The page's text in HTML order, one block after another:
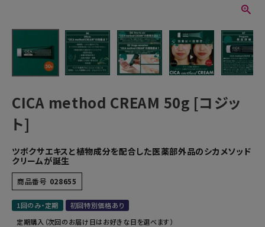
ボディメイクグッズ
ファッション
アウトドア・トラベル
インテリア
健康
カテゴリ一覧
CICA method CREAM 50g [コジッ
ト]
ツボクサエキスと植物成分を配合した医薬部外品のシカメソッド
クリームが誕生
商品番号 028655
1回のみ・定期
初回特別価格あり
定期購入（次回のお届け日はお好きな日を選べます）